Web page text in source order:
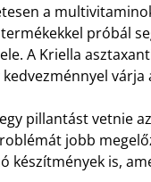
a
próbál
A Kriella
kedvezménnyel
pillantást vetnie
jobb
készítmények is,